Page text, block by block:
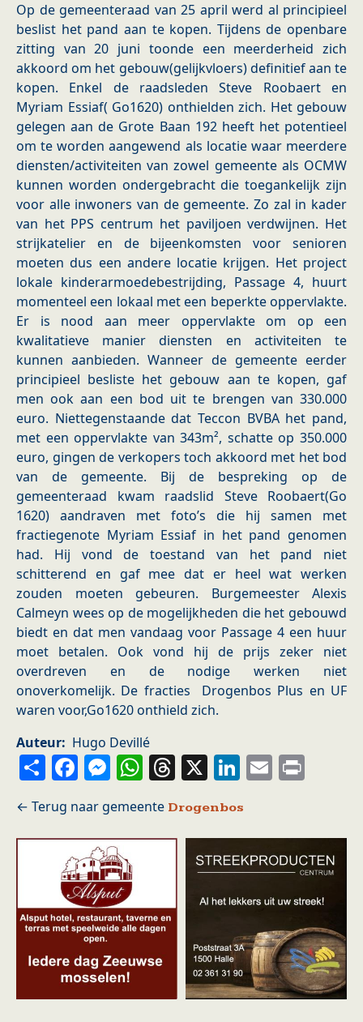
Op de gemeenteraad van 25 april werd al principieel
beslist het pand aan te kopen. Tijdens de openbare
zitting van 20 juni toonde een meerderheid zich
akkoord om het gebouw(gelijkvloers) definitief aan te
kopen. Enkel de raadsleden Steve Roobaert en
Myriam Essiaf( Go1620) onthielden zich. Het gebouw
gelegen aan de Grote Baan 192 heeft het potentieel
om te worden aangewend als locatie waar meerdere
diensten/activiteiten van zowel gemeente als OCMW
kunnen worden ondergebracht die toegankelijk zijn
voor alle inwoners van de gemeente. Zo zal in kader
van het PPS centrum het paviljoen verdwijnen. Het
strijkatelier en de bijeenkomsten voor senioren
moeten dus een andere locatie krijgen. Het project
lokale kinderarmoedebestrijding, Passage 4, huurt
momenteel een lokaal met een beperkte oppervlakte.
Er is nood aan meer oppervlakte om op een
kwalitatieve manier diensten en activiteiten te
kunnen aanbieden. Wanneer de gemeente eerder
principieel besliste het gebouw aan te kopen, gaf
men ook aan een bod uit te brengen van 330.000
euro. Niettegenstaande dat Teccon BVBA het pand,
met een oppervlakte van 343m², schatte op 350.000
euro, gingen de verkopers toch akkoord met het bod
van de gemeente. Bij de bespreking op de
gemeenteraad kwam raadslid Steve Roobaert(Go
1620) aandraven met foto’s die hij samen met
fractiegenote Myriam Essiaf in het pand genomen
had. Hij vond de toestand van het pand niet
schitterend en gaf mee dat er heel wat werken
zouden moeten gebeuren. Burgemeester Alexis
Calmeyn wees op de mogelijkheden die het gebouwd
biedt en dat men vandaag voor Passage 4 een huur
moet betalen. Ook vond hij de prijs zeker niet
overdreven en de nodige werken niet
onoverkomelijk. De fracties Drogenbos Plus en UF
waren voor,Go1620 onthield zich.
Auteur
Hugo Devillé
ShareFacebook
Messenger
WhatsApp
Threads
X LinkedIn
Email
Drogenbos